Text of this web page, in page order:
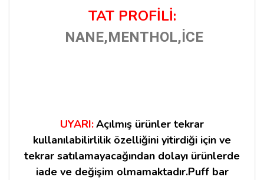
TAT PROFİLİ:
NANE,MENTHOL,İCE
UYARI:Açılmış ürünler tekrar
kullanılabilirlilik özelliğini yitirdiği için ve
tekrar satılamayacağından dolayı ürünlerde
iade ve değişim olmamaktadır.Puff bar